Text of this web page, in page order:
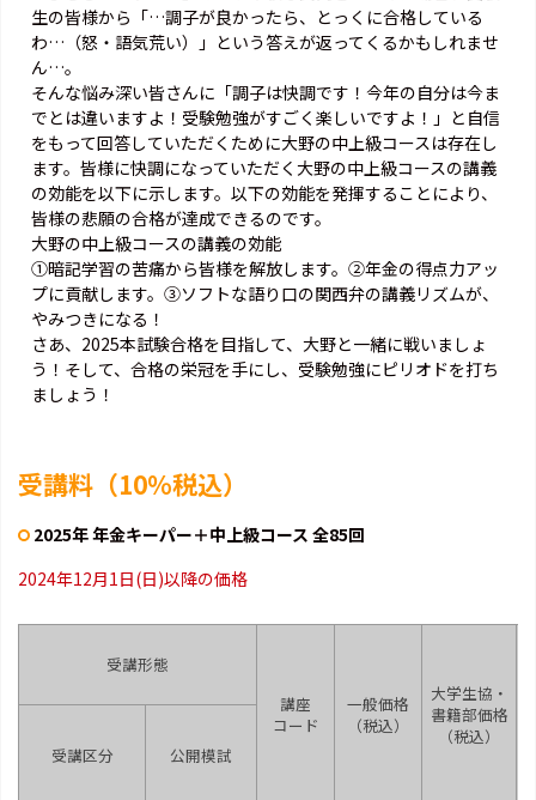
生の皆様から「…調子が良かったら、とっくに合格している
わ…（怒・語気荒い）」という答えが返ってくるかもしれませ
ん…。
そんな悩み深い皆さんに「調子は快調です！今年の自分は今ま
でとは違いますよ！受験勉強がすごく楽しいですよ！」と自信
をもって回答していただくために大野の中上級コースは存在し
ます。皆様に快調になっていただく大野の中上級コースの講義
の効能を以下に示します。以下の効能を発揮することにより、
皆様の悲願の合格が達成できるのです。
大野の中上級コースの講義の効能
①暗記学習の苦痛から皆様を解放します。②年金の得点力アッ
プに貢献します。③ソフトな語り口の関西弁の講義リズムが、
やみつきになる！
さあ、2025本試験合格を目指して、大野と一緒に戦いましょ
う！そして、合格の栄冠を手にし、受験勉強にピリオドを打ち
ましょう！
受講料（10％税込）
2025年 年金キーパー＋中上級コース 全85回
2024年12月1日(日)以降の価格
受講形態
講座
コード
一般価格
（税込）
大学生協・
書籍部価格
（税込）
受講区分
公開模試